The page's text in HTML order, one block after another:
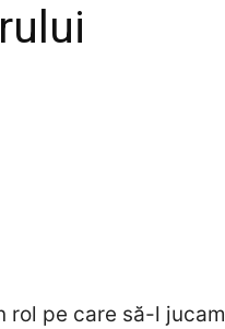
rol pe care să-l jucam